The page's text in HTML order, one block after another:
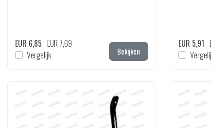
EUR 6,85 EUR 7,69
Vergelijk
Bekijken
EUR 5,91